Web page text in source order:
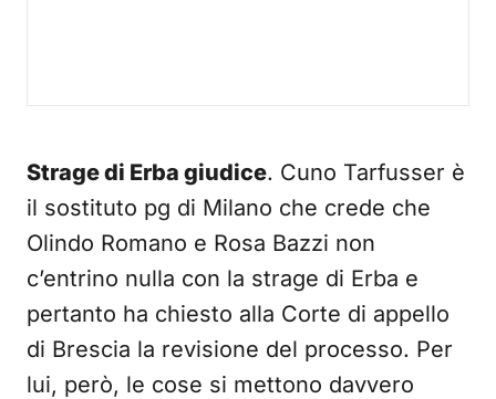
Strage di Erba giudice. Cuno Tarfusser è
il sostituto pg di Milano che crede che
Olindo Romano e Rosa Bazzi non
c’entrino nulla con la strage di Erba e
pertanto ha chiesto alla Corte di appello
di Brescia la revisione del processo. Per
lui, però, le cose si mettono davvero